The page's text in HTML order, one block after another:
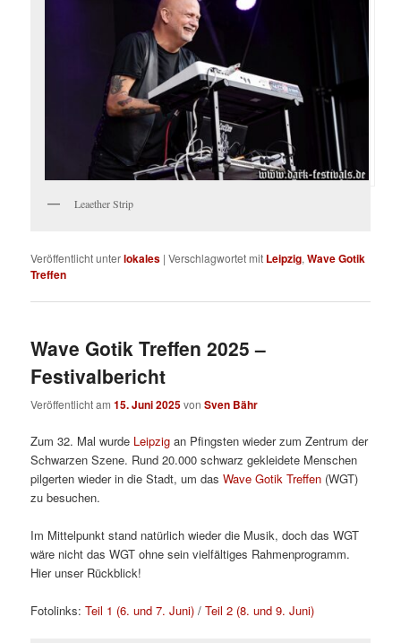
Leaether Strip
Veröffentlicht unterlokales |Verschlagwortet mit Leipzig,Wave Gotik
Treffen
Wave Gotik Treffen 2025 –
Festivalbericht
Veröffentlicht am15. Juni 2025vonSven Bähr
Zum 32. Mal wurde Leipzig an Pfingsten wieder zum Zentrum der
Schwarzen Szene. Rund 20.000 schwarz gekleidete Menschen
pilgerten wieder in die Stadt, um dasWave Gotik Treffen (WGT)
zu besuchen.
Im Mittelpunkt stand natürlich wieder die Musik, doch das WGT
wäre nicht das WGT ohne sein vielfältiges Rahmenprogramm.
Hier unser Rückblick!
Fotolinks:Teil 1 (6. und 7. Juni) /Teil 2 (8. und 9. Juni)